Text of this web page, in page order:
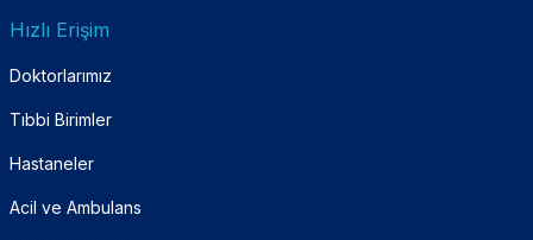
Hızlı Erişim
Doktorlarımız
Tıbbi Birimler
Hastaneler
Acil ve Ambulans